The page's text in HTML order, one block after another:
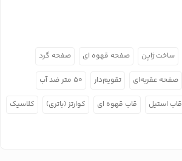
ساخت ژاپن صفحه قهوه ای صفحه گرد
صفحه عقربه‌ای تقویم‌دار ۵۰ متر ضد آب
قاب استیل قاب قهوه ای کوارتز (باتری) کلاسیک